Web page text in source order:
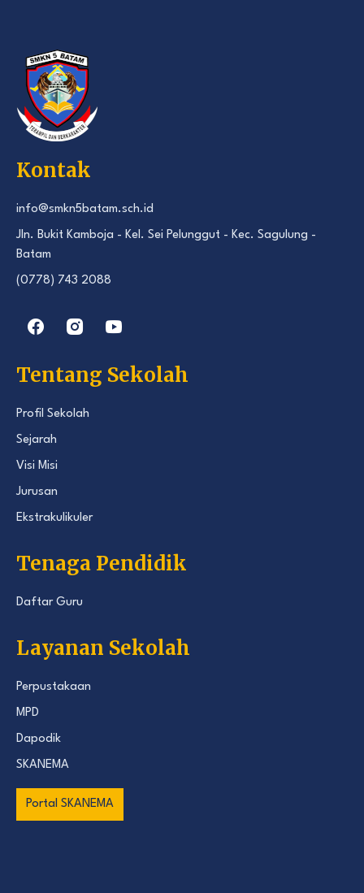
Kontak
info@smkn5batam.sch.id
Jln. Bukit Kamboja - Kel. Sei Pelunggut - Kec. Sagulung -
Batam
(0778) 743 2088
Tentang Sekolah
Profil Sekolah
Sejarah
Visi Misi
Jurusan
Ekstrakulikuler
Tenaga Pendidik
Daftar Guru
Layanan Sekolah
Perpustakaan
MPD
Dapodik
SKANEMA
Portal SKANEMA